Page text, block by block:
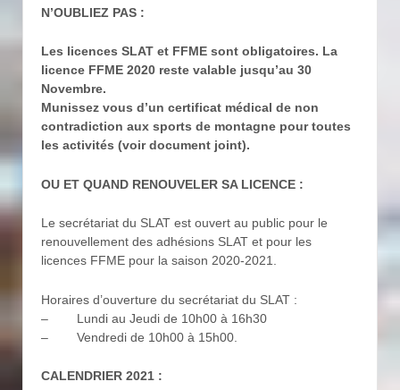
N’OUBLIEZ PAS :
Les licences SLAT et FFME sont obligatoires. La
licence FFME 2020 reste valable jusqu’au 30
Novembre.
Munissez vous d’un certificat médical de non
contradiction aux sports de montagne pour toutes
les activités (voir document joint).
OU ET QUAND RENOUVELER SA LICENCE :
Le secrétariat du SLAT est ouvert au public pour le
renouvellement des adhésions SLAT et pour les
licences FFME pour la saison 2020-2021.
Horaires d’ouverture du secrétariat du SLAT :
– Lundi au Jeudi de 10h00 à 16h30
– Vendredi de 10h00 à 15h00.
CALENDRIER 2021 :